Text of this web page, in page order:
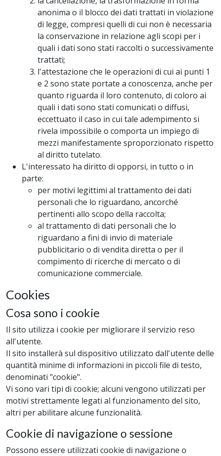
anonima o il blocco dei dati trattati in violazione
di legge, compresi quelli di cui non è necessaria
la conservazione in relazione agli scopi per i
quali i dati sono stati raccolti o successivamente
trattati;
l'attestazione che le operazioni di cui ai punti 1
e 2 sono state portate a conoscenza, anche per
quanto riguarda il loro contenuto, di coloro ai
quali i dati sono stati comunicati o diffusi,
eccettuato il caso in cui tale adempimento si
rivela impossibile o comporta un impiego di
mezzi manifestamente sproporzionato rispetto
al diritto tutelato.
L'interessato ha diritto di opporsi, in tutto o in
parte:
per motivi legittimi al trattamento dei dati
personali che lo riguardano, ancorché
pertinenti allo scopo della raccolta;
al trattamento di dati personali che lo
riguardano a fini di invio di materiale
pubblicitario o di vendita diretta o per il
compimento di ricerche di mercato o di
comunicazione commerciale.
Cookies
Cosa sono i cookie
Il sito utilizza i cookie per migliorare il servizio reso
all'utente.
Il sito installerà sul dispositivo utilizzato dall'utente delle
quantità minime di informazioni in piccoli file di testo,
denominati "cookie".
Vi sono vari tipi di cookie; alcuni vengono utilizzati per
motivi strettamente legati al funzionamento del sito,
altri per abilitare alcune funzionalità.
Cookie di navigazione o sessione
Possono essere utilizzati cookie di navigazione o